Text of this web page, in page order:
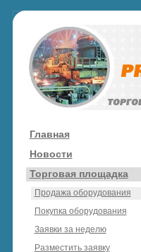
Главная
Новости
Торговая площадка
Продажа оборудования
Покупка оборудования
Заявки за неделю
Разместить заявку